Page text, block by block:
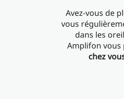
Avez-vous de
vous
dans les
Amplifon vous
chez